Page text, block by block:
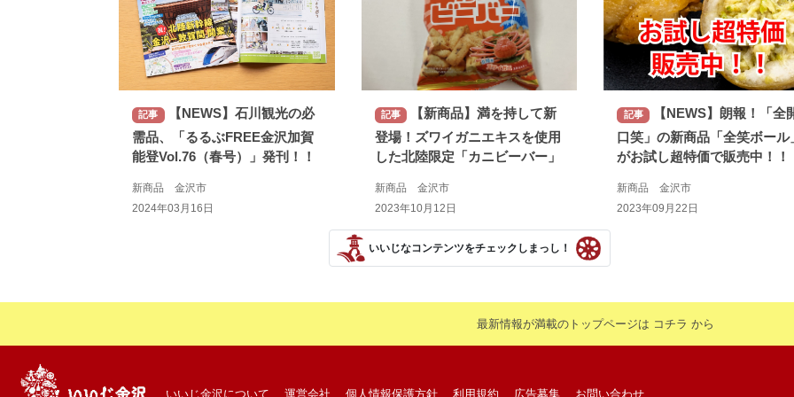
記事
【NEWS】石川観光の必
需品、「るるぶFREE金沢加賀
能登Vol.76（春号）」発刊！！
新商品 金沢市
2024年03月16日
記事
【新商品】満を持して新
登場！ズワイガニエキスを使用
した北陸限定「カニビーバー」
新商品 金沢市
2023年10月12日
記事
【NEWS】朗報！「全
口笑」の新商品「全笑ボール
がお試し超特価で販売中！！
新商品 金沢市
2023年09月22日
いいじなコンテンツをチェックしまっし！
最新情報が満載のトップページは コチラ から
いいじ金沢について 運営会社 個人情報保護方針 利用規約 広告募集 お問い合わせ